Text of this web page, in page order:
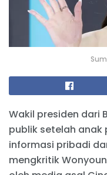
Wakil presiden dari
publik setelah
informasi pribadi
mengkritik